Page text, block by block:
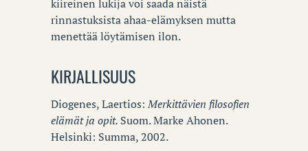
kiireinen lukija voi saada näistä
rinnastuksista ahaa-elämyksen mutta
menettää löytämisen ilon.
KIRJALLISUUS
Diogenes, Laertios:Merkittävien filosofien
elämät ja opit. Suom. Marke Ahonen.
Helsinki: Summa, 2002.